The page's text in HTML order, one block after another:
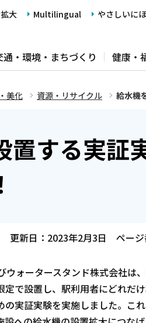
大 Multilingual やさしいに
通・環境・まちづくり 健康・
美化 資源・リサイクル 給水機
置する実証
更新日：2023年2月3日 ペー
ォータースタンド株式会社は
で設置し、駅利用者にどれだ
実証実験を実施しました。こ